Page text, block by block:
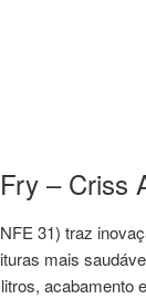
– Criss
31) traz
mais
acabamento